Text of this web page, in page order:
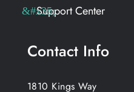
Support Center
Contact Info
1810 Kings Way